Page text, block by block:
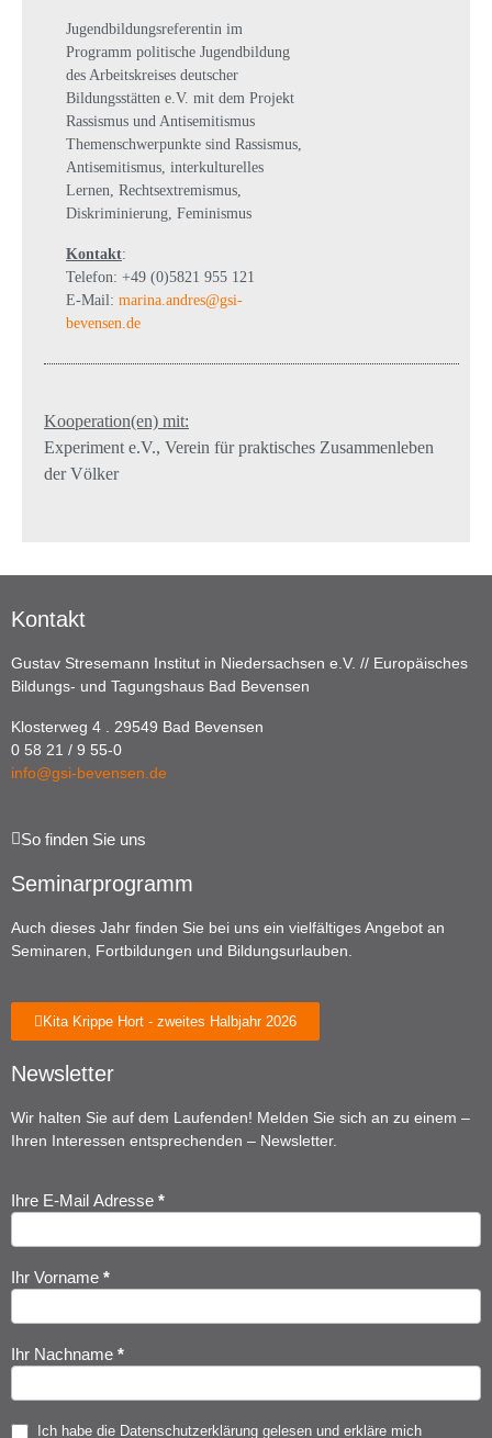
Jugendbildungsreferentin im
Programm politische Jugendbildung
des Arbeitskreises deutscher
Bildungsstätten e.V. mit dem Projekt
Rassismus und Antisemitismus
Themenschwerpunkte sind Rassismus,
Antisemitismus, interkulturelles
Lernen, Rechtsextremismus,
Diskriminierung, Feminismus
Kontakt:
Telefon: +49 (0)5821 955 121
E-Mail: marina.andres@gsi-
bevensen.de
Kooperation(en) mit:
Experiment e.V., Verein für praktisches Zusammenleben
der Völker
Kontakt
Gustav Stresemann Institut in Niedersachsen e.V. // Europäisches
Bildungs- und Tagungshaus Bad Bevensen
Klosterweg 4 . 29549 Bad Bevensen
0 58 21 / 9 55-0
info@gsi-bevensen.de
So finden Sie uns
Seminarprogramm
Auch dieses Jahr finden Sie bei uns ein vielfältiges Angebot an
Seminaren, Fortbildungen und Bildungsurlauben.
Kita Krippe Hort - zweites Halbjahr 2026
Newsletter
Wir halten Sie auf dem Laufenden! Melden Sie sich an zu einem –
Ihren Interessen entsprechenden – Newsletter.
Newsletter
Anmeldung
Ihre E-Mail Adresse *
Ihr Vorname *
Ihr Nachname *
Ich habe die Datenschutzerklärung gelesen und erkläre mich